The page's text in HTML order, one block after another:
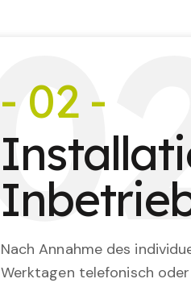
0
- 02 -
Nach Annahme des
Werktagen telefonisch